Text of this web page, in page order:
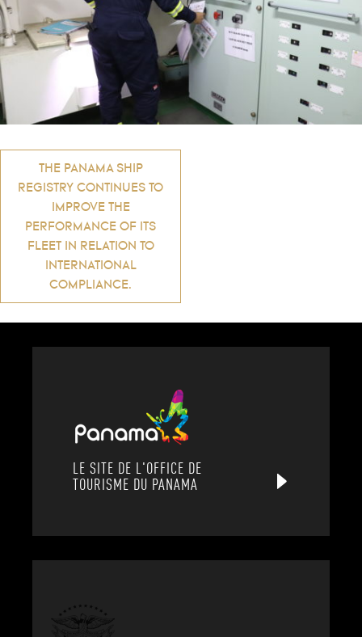
Navigation
de
l’article
THE PANAMA SHIP
REGISTRY CONTINUES TO
IMPROVE THE
PERFORMANCE OF ITS
FLEET IN RELATION TO
INTERNATIONAL
COMPLIANCE.
LE SITE DE L'OFFICE DE
TOURISME DU PANAMA